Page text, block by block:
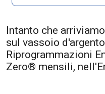
Intanto che
sul vassoio
Riprogrammazioni
Zero® mensili,